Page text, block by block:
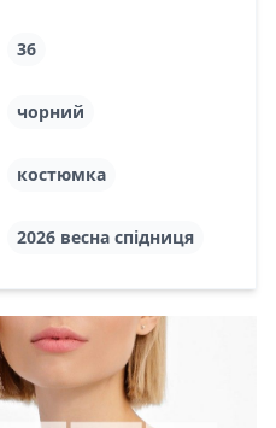
36
чорний
костюмка
2026 весна спідниця